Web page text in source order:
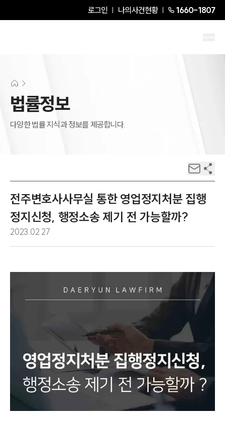
로그인 나의사건현황 1660-1807
법률정보
다양한 법률 지식과 정보를 제공합니다.
전주변호사사무실 통한 영업정지처분 집행
정지신청, 행정소송 제기 전 가능할까?
2023.02.27